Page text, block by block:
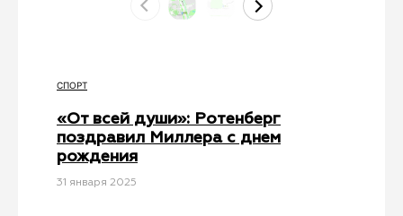
СПОРТ
«От всей души»: Ротенберг
поздравил Миллера с днем
рождения
31 января 2025